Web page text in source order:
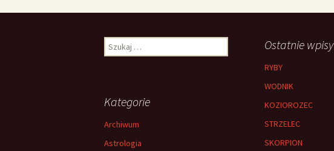
Szukaj: Ostatnie wpisy
RYBY
WODNIK
KOZIOROZEC
STRZELEC
SKORPION
Kategorie
Archiwum
Astrologia